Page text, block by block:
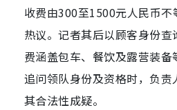
收费由300至1500元人民币
热议。记者其后以顾客身份
费涵盖包车、餐饮及露营装
追问领队身份及资格时，负
其合法性成疑。